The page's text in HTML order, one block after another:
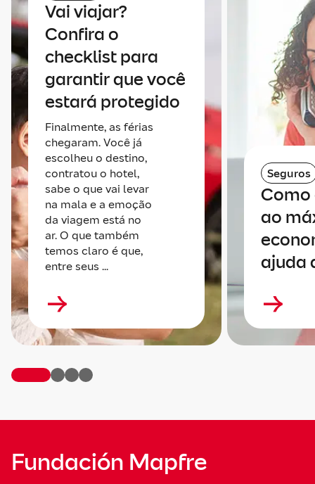
Vai viajar?
Confira o
checklist para
garantir que você
estará protegido
Finalmente, as férias
chegaram. Você já
escolheu o destino,
contratou o hotel,
sabe o que vai levar
na mala e a emoção
da viagem está no
ar. O que também
temos claro é que,
entre seus ...
Seguros
ao
ajuda
Fundación Mapfre